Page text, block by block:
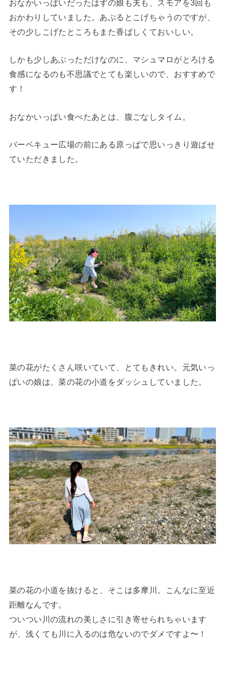
おなかいっぱいだったはずの娘も夫も、スモアを3回も
おかわりしていました。あぶるとこげちゃうのですが、
その少しこげたところもまた香ばしくておいしい。
しかも少しあぶっただけなのに、マシュマロがとろける
食感になるのも不思議でとても楽しいので、おすすめで
す！
おなかいっぱい食べたあとは、腹ごなしタイム。
バーベキュー広場の前にある原っぱで思いっきり遊ばせ
ていただきました。
菜の花がたくさん咲いていて、とてもきれい。元気いっ
ぱいの娘は、菜の花の小道をダッシュしていました。
菜の花の小道を抜けると、そこは多摩川。こんなに至近
距離なんです。
ついつい川の流れの美しさに引き寄せられちゃいます
が、浅くても川に入るのは危ないのでダメですよ〜！